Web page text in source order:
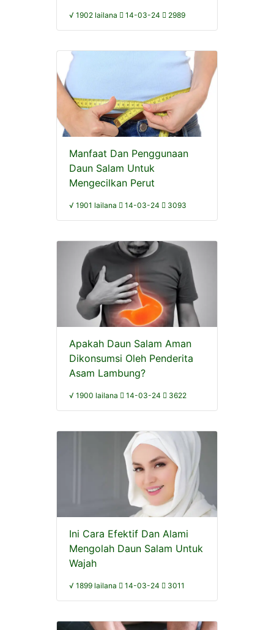
√ 1902 lailana 14-03-24 2989
Manfaat Dan Penggunaan
Daun Salam Untuk
Mengecilkan Perut
√ 1901 lailana 14-03-24 3093
Apakah Daun Salam Aman
Dikonsumsi Oleh Penderita
Asam Lambung?
√ 1900 lailana 14-03-24 3622
Ini Cara Efektif Dan Alami
Mengolah Daun Salam Untuk
Wajah
√ 1899 lailana 14-03-24 3011